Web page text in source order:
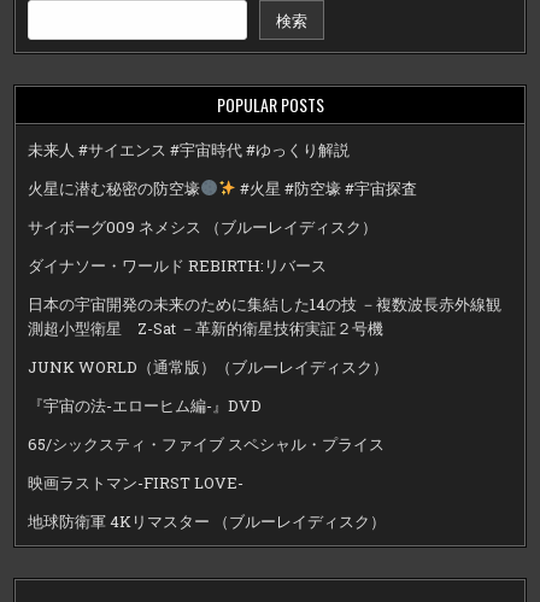
検索
POPULAR POSTS
未来人 #サイエンス #宇宙時代 #ゆっくり解説
火星に潜む秘密の防空壕
#火星 #防空壕 #宇宙探査
サイボーグ009 ネメシス （ブルーレイディスク）
ダイナソー・ワールド REBIRTH:リバース
日本の宇宙開発の未来のために集結した14の技 －複数波長赤外線観
測超小型衛星 Z-Sat －革新的衛星技術実証２号機
JUNK WORLD（通常版）（ブルーレイディスク）
『宇宙の法-エローヒム編-』DVD
65/シックスティ・ファイブ スペシャル・プライス
映画ラストマン-FIRST LOVE-
地球防衛軍 4Kリマスター （ブルーレイディスク）